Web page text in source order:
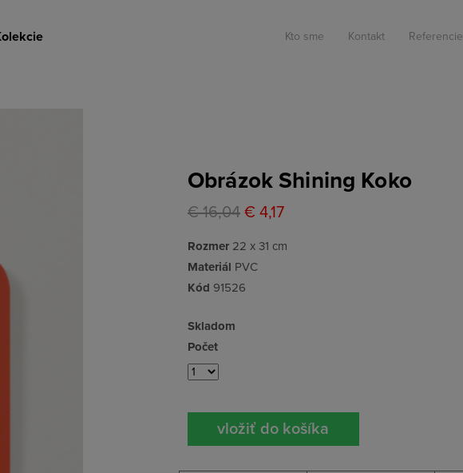
Kto sme Kontakt Referencie
Obrázok Shining Koko
€ 16,04 € 4,17
Rozmer22 x 31 cm
Materiál PVC
Kód 91526
Skladom
Počet